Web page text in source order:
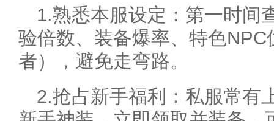
1.熟悉本服设定：第一时间
验倍数、装备爆率、特色
者），避免走弯路。
2.抢占新手福利：私服常有